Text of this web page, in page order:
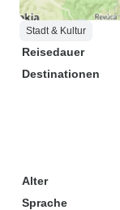
Stadt & Kultur
Reisedauer
Destinationen
Alter
Sprache